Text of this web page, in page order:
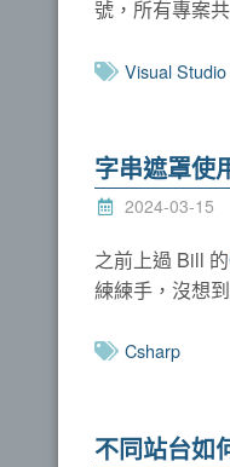
號，所有專案
Visual
字串遮罩使
2024-03-15
之前上過 Bill 的
練練手，沒想
Csharp
不同站台如